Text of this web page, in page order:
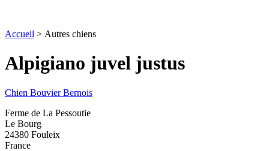
Accueil > Autres chiens
Alpigiano juvel justus
Chien Bouvier Bernois
Ferme de La Pessoutie
Le Bourg
24380 Fouleix
France